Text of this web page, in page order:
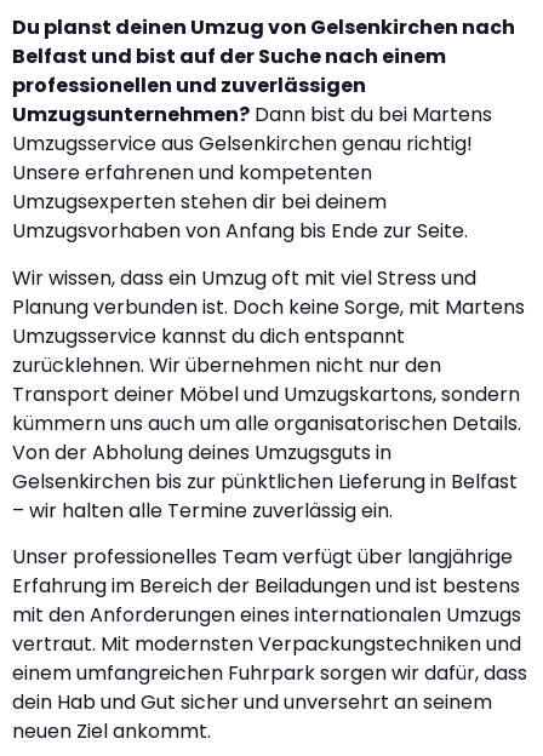
Du planst deinen Umzug von Gelsenkirchen nach
Belfast und bist auf der Suche nach einem
professionellen und zuverlässigen
Umzugsunternehmen? Dann bist du bei Martens
Umzugsservice aus Gelsenkirchen genau richtig!
Unsere erfahrenen und kompetenten
Umzugsexperten stehen dir bei deinem
Umzugsvorhaben von Anfang bis Ende zur Seite.
Wir wissen, dass ein Umzug oft mit viel Stress und
Planung verbunden ist. Doch keine Sorge, mit Martens
Umzugsservice kannst du dich entspannt
zurücklehnen. Wir übernehmen nicht nur den
Transport deiner Möbel und Umzugskartons, sondern
kümmern uns auch um alle organisatorischen Details.
Von der Abholung deines Umzugsguts in
Gelsenkirchen bis zur pünktlichen Lieferung in Belfast
– wir halten alle Termine zuverlässig ein.
Unser professionelles Team verfügt über langjährige
Erfahrung im Bereich der Beiladungen und ist bestens
mit den Anforderungen eines internationalen Umzugs
vertraut. Mit modernsten Verpackungstechniken und
einem umfangreichen Fuhrpark sorgen wir dafür, dass
dein Hab und Gut sicher und unversehrt an seinem
neuen Ziel ankommt.